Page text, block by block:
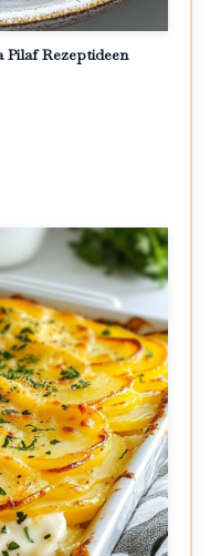
Rezeptideen